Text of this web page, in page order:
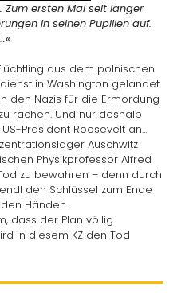
Zum ersten Mal seit langer
in seinen Pupillen auf.
aus dem polnischen
in Washington gelandet
den Nazis für die Ermordung
rächen. Und nur deshalb
Präsident Roosevelt an…
Auschwitz
Physikprofessor Alfred
zu bewahren – denn durch
den Schlüssel zum Ende
Händen.
dass der Plan völlig
in diesem KZ den Tod